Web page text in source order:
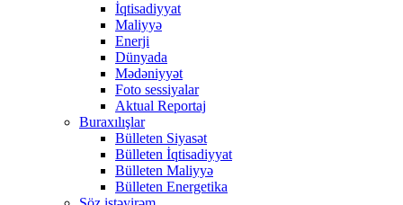
İqtisadiyyat
Maliyyə
Enerji
Dünyada
Mədəniyyət
Foto sessiyalar
Aktual Reportaj
Buraxılışlar
Bülleten Siyasət
Bülleten İqtisadiyyat
Bülleten Maliyyə
Bülleten Energetika